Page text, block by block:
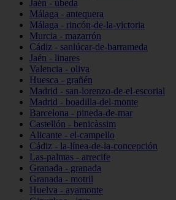
Jaén - úbeda
Málaga - antequera
Málaga - rincón-de-la-victoria
Murcia - mazarrón
Cádiz - sanlúcar-de-barrameda
Jaén - linares
Valencia - oliva
Huesca - grañén
Madrid - san-lorenzo-de-el-escorial
Madrid - boadilla-del-monte
Barcelona - pineda-de-mar
Castellón - benicàssim
Alicante - el-campello
Cádiz - la-línea-de-la-concepción
Las-palmas - arrecife
Granada - granada
Granada - motril
Huelva - ayamonte